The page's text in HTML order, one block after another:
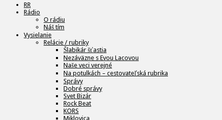
RR
Rádio
O rádiu
Náš tím
Vysielanie
Relácie / rubriky
Šlabikár šťastia
Nezáväzne s Evou Lacovou
Naše veci verejné
Na potulkách – cestovateľská rubrika
Správy
Dobré správy
Svet Bizár
Rock Beat
KORS
Miklovica